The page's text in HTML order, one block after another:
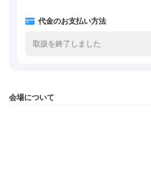
代金のお支払い方法
取扱を終了しました
会場について